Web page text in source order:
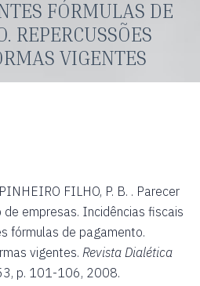
FÓRMULAS DE
REPERCUSSÕES
VIGENTES
FILHO, P. B. . Parecer
empresas. Incidências fiscais
fórmulas de pagamento.
vigentes. Revista Dialética
p. 101-106, 2008.